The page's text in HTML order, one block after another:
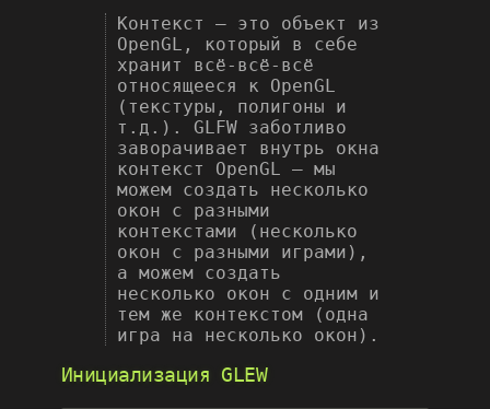
Контекст – это объект из
OpenGL, который в себе
хранит всё-всё-всё
относящееся к OpenGL
(текстуры, полигоны и
т.д.). GLFW заботливо
заворачивает внутрь окна
контекст OpenGL – мы
можем создать несколько
окон с разными
контекстами (несколько
окон с разными играми),
а можем создать
несколько окон с одним и
тем же контекстом (одна
игра на несколько окон).
Инициализация GLEW